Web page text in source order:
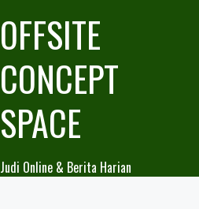
OFFSITE
CONCEPT
SPACE
Judi Online & Berita Harian